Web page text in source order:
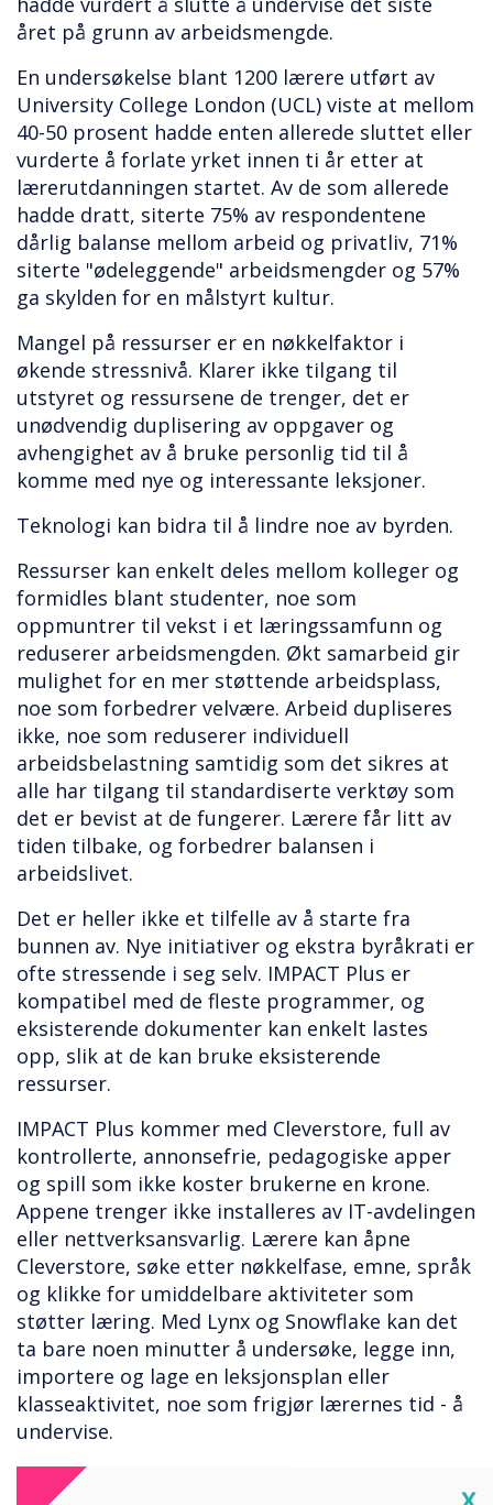
året på grunn av arbeidsmengde.
En undersøkelse blant 1200 lærere utført av
University College London (UCL) viste at mellom
40-50 prosent hadde enten allerede sluttet eller
vurderte å forlate yrket innen ti år etter at
lærerutdanningen startet. Av de som allerede
hadde dratt, siterte 75% av respondentene
dårlig balanse mellom arbeid og privatliv, 71%
siterte "ødeleggende" arbeidsmengder og 57%
ga skylden for en målstyrt kultur.
Mangel på ressurser er en nøkkelfaktor i
økende stressnivå. Klarer ikke tilgang til
utstyret og ressursene de trenger, det er
unødvendig duplisering av oppgaver og
avhengighet av å bruke personlig tid til å
komme med nye og interessante leksjoner.
Teknologi kan bidra til å lindre noe av byrden.
Ressurser kan enkelt deles mellom kolleger og
formidles blant studenter, noe som
oppmuntrer til vekst i et læringssamfunn og
reduserer arbeidsmengden. Økt samarbeid gir
mulighet for en mer støttende arbeidsplass,
noe som forbedrer velvære. Arbeid dupliseres
ikke, noe som reduserer individuell
arbeidsbelastning samtidig som det sikres at
alle har tilgang til standardiserte verktøy som
det er bevist at de fungerer. Lærere får litt av
tiden tilbake, og forbedrer balansen i
arbeidslivet.
Det er heller ikke et tilfelle av å starte fra
bunnen av. Nye initiativer og ekstra byråkrati er
ofte stressende i seg selv. IMPACT Plus er
kompatibel med de fleste programmer, og
eksisterende dokumenter kan enkelt lastes
opp, slik at de kan bruke eksisterende
ressurser.
IMPACT Plus kommer med Cleverstore, full av
kontrollerte, annonsefrie, pedagogiske apper
og spill som ikke koster brukerne en krone.
Appene trenger ikke installeres av IT-avdelingen
eller nettverksansvarlig. Lærere kan åpne
Cleverstore, søke etter nøkkelfase, emne, språk
og klikke for umiddelbare aktiviteter som
støtter læring. Med Lynx og Snowflake kan det
ta bare noen minutter å undersøke, legge inn,
importere og lage en leksjonsplan eller
klasseaktivitet, noe som frigjør lærernes tid - å
undervise.
Å bruke teknologi og verktøy for å forbedre